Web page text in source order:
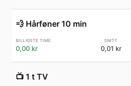
💨 Hårføner 10 min
0,00 kr 0,01 kr
📺 1 t TV